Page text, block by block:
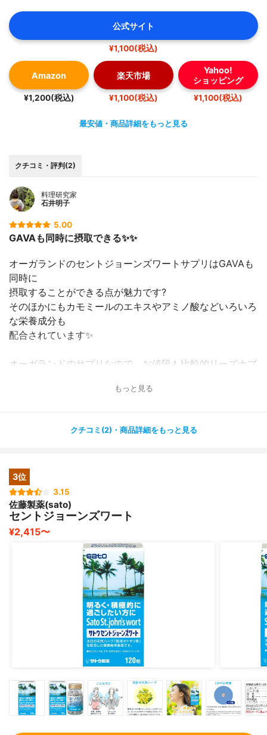
公式サイト
¥1,100(税込)
Amazon
¥1,200(税込)
楽天市場
¥1,100(税込)
Yahoo!
ショッピング
¥1,100(税込)
最安値・商品詳細をもっと見る
クチコミ・評判(2)
料理研究家
石井明子
5.00
GAVAも同時に摂取できる✨✨
オーガランドのセントジョーンズワートサプリはGAVAも
同時に
摂取することができる点が魅力です?
そのほかにもカモミールのエキスやアミノ酸などいろいろ
な栄養成分も
配合されています✨
オーガランドのサプリなので、お値段も比較的リーズナブ
飲み続けやすいと思います?
続いてしまう時にはいつも飲むようにしています?
ることが
多いです✨
ぐっすり眠れているのか目覚めもすっきりして一日頑張れ
ます✨
口コミを見ると効果の実感は人それぞれですが、私は効果
おすすめできます?
もっと見る
クチコミ(2)・商品詳細をもっと見る
3位
3.15
佐藤製薬(sato)
セントジョーンズワート
¥2,415〜